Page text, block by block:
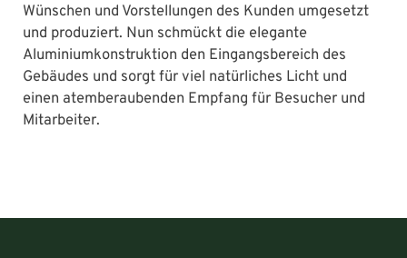
Wünschen und Vorstellungen des Kunden umgesetzt
und produziert. Nun schmückt die elegante
Aluminiumkonstruktion den Eingangsbereich des
Gebäudes und sorgt für viel natürliches Licht und
einen atemberaubenden Empfang für Besucher und
Mitarbeiter.